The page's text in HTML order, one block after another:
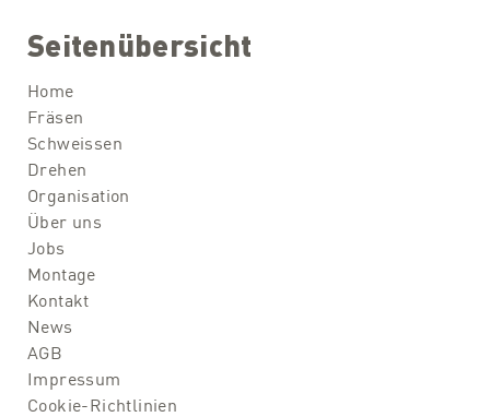
Seitenübersicht
Home
Fräsen
Schweissen
Drehen
Organisation
Über uns
Jobs
Montage
Kontakt
News
AGB
Impressum
Cookie-Richtlinien